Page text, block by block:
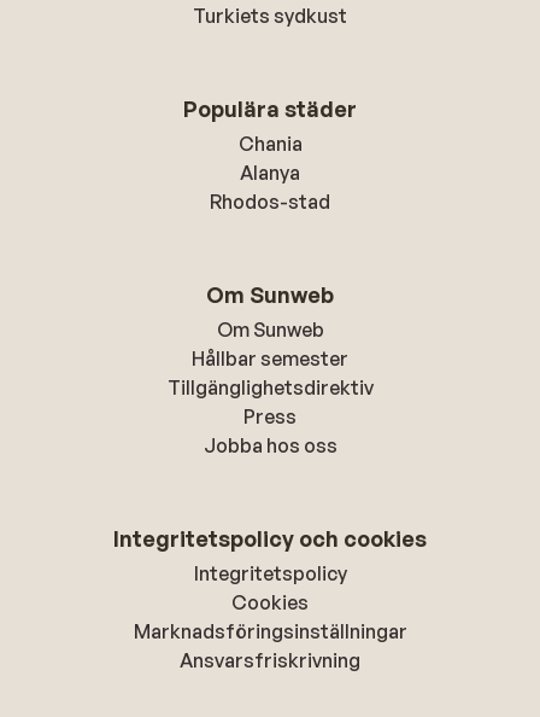
Turkiets sydkust
Populära städer
Chania
Alanya
Rhodos-stad
Om Sunweb
Om Sunweb
Hållbar semester
Tillgänglighetsdirektiv
Press
Jobba hos oss
Integritetspolicy och cookies
Integritetspolicy
Cookies
Marknadsföringsinställningar
Ansvarsfriskrivning